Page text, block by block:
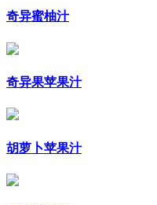
奇异蜜柚汁
奇异果苹果汁
胡萝卜苹果汁